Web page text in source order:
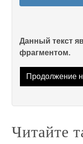
Данный текст
фрагментом.
Продолжение
Читайте